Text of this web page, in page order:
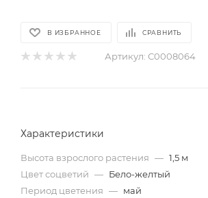
В ИЗБРАННОЕ СРАВНИТЬ
Артикул: С0008064
Характеристики
Высота взрослого растения — 1,5 м
Цвет соцветий — Бело-желтый
Период цветения — май